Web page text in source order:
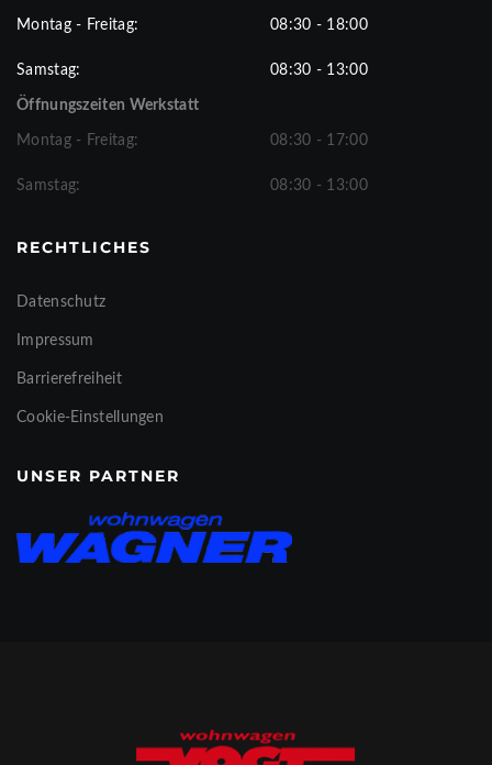
Montag - Freitag: 08:30 - 18:00
Samstag: 08:30 - 13:00
Öffnungszeiten Werkstatt
Montag - Freitag: 08:30 - 17:00
Samstag: 08:30 - 13:00
RECHTLICHES
Datenschutz
Impressum
Barrierefreiheit
Cookie-Einstellungen
UNSER PARTNER